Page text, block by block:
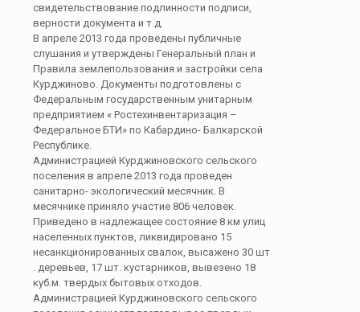
свидетельствование подлинности подписи,
верности документа и т.д.
В апреле 2013 года проведены публичные
слушания и утверждены Генеральный план и
Правила землепользования и застройки села
Курджиново. Документы подготовлены с
Федеральным государственным унитарным
предприятием « Ростехинвентаризация –
Федеральное БТИ» по Кабардино- Балкарской
Республике.
Администрацией Курджиновского сельского
поселения в апреле 2013 года проведен
санитарно- экологический месячник. В
месячнике приняло участие 806 человек.
Приведено в надлежащее состояние 8 км улиц
населенных пунктов, ликвидировано 15
несанкционированных свалок, высажено 30 шт
. деревьев, 17 шт. кустарников, вывезено 18
куб.м. твердых бытовых отходов.
Администрацией Курджиновского сельского